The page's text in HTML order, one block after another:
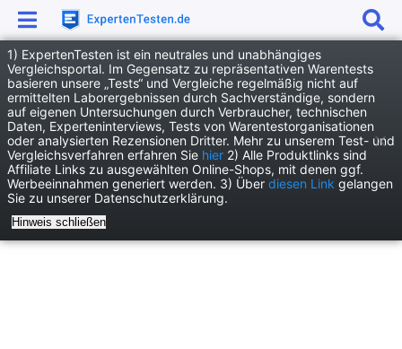
1) ExpertenTesten ist ein neutrales und unabhängiges
Vergleichsportal. Im Gegensatz zu repräsentativen Warentests
basieren unsere „Tests“ und Vergleiche regelmäßig nicht auf
ermittelten Laborergebnissen durch Sachverständige, sondern
auf eigenen Untersuchungen durch Verbraucher, technischen
Daten, Experteninterviews, Tests von Warentestorganisationen
oder analysierten Rezensionen Dritter. Mehr zu unserem Test- und
Vergleichsverfahren erfahren Sie hier 2) Alle Produktlinks sind
Affiliate Links zu ausgewählten Online-Shops, mit denen ggf.
Werbeeinnahmen generiert werden. 3) Über diesen Link gelangen
Sie zu unserer Datenschutzerklärung.
Hinweis schließen
News
Dienstleistung News
MySugarDaddy Erfahrungen 2025: Das berichten Nutzer im Sugardating